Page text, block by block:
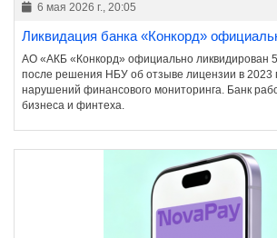
6 мая 2026 г., 20:05
Ликвидация банка «Конкорд»
АО «АКБ «Конкорд» официально ликвидирован
после решения НБУ об отзыве лицензии в 2023
нарушений финансового мониторинга. Банк
бизнеса и финтеха.